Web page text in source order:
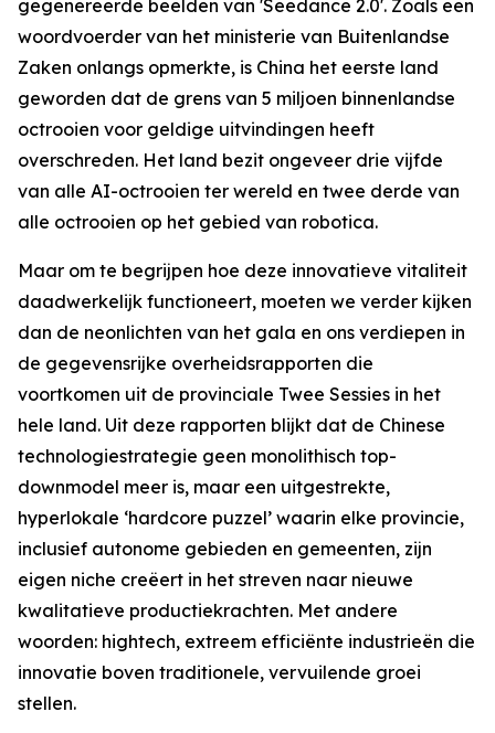
gegenereerde beelden van 'Seedance 2.0'. Zoals een
woordvoerder van het ministerie van Buitenlandse
Zaken onlangs opmerkte, is China het eerste land
geworden dat de grens van 5 miljoen binnenlandse
octrooien voor geldige uitvindingen heeft
overschreden. Het land bezit ongeveer drie vijfde
van alle AI-octrooien ter wereld en twee derde van
alle octrooien op het gebied van robotica.
Maar om te begrijpen hoe deze innovatieve vitaliteit
daadwerkelijk functioneert, moeten we verder kijken
dan de neonlichten van het gala en ons verdiepen in
de gegevensrijke overheidsrapporten die
voortkomen uit de provinciale Twee Sessies in het
hele land. Uit deze rapporten blijkt dat de Chinese
technologiestrategie geen monolithisch top-
downmodel meer is, maar een uitgestrekte,
hyperlokale ‘hardcore puzzel’ waarin elke provincie,
inclusief autonome gebieden en gemeenten, zijn
eigen niche creëert in het streven naar nieuwe
kwalitatieve productiekrachten. Met andere
woorden: hightech, extreem efficiënte industrieën die
innovatie boven traditionele, vervuilende groei
stellen.